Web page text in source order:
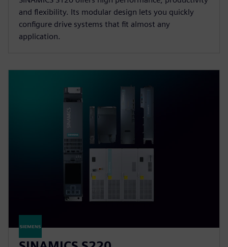
and flexibility. Its modular design lets you quickly
configure drive systems that fit almost any
application.